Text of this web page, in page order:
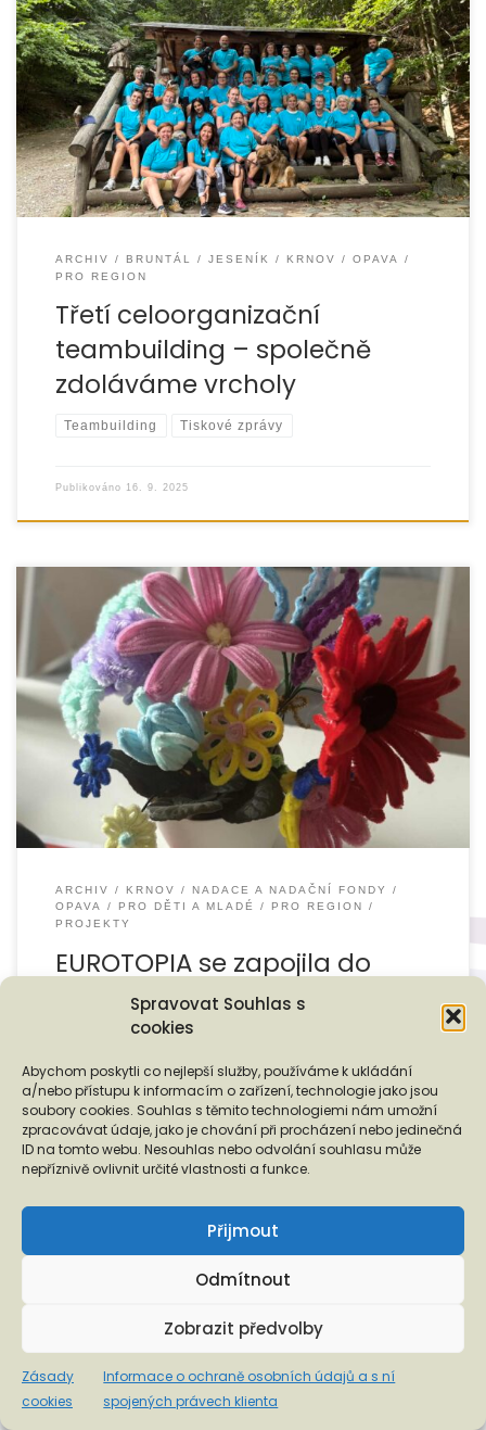
Spravovat Souhlas s
cookies
Abychom poskytli co nejlepší služby, používáme k ukládání
a/nebo přístupu k informacím o zařízení, technologie jako jsou
soubory cookies. Souhlas s těmito technologiemi nám umožní
zpracovávat údaje, jako je chování při procházení nebo jedinečná
ID na tomto webu. Nesouhlas nebo odvolání souhlasu může
nepříznivě ovlivnit určité vlastnosti a funkce.
Přijmout
Odmítnout
Zobrazit předvolby
Zásady
cookies
Informace o ochraně osobních údajů a s ní
spojených právech klienta
V pátek 5. září 2025 se uskutečnil již třetí celoorganizační
teambuilding naší organizace, kterého se zúčastnilo třicet
pracovníků a tři věrní
ARCHIV BRUNTÁL JESENÍK KRNOV
OPAVA
PRO REGION
Třetí celoorganizační
teambuilding – společně
zdoláváme vrcholy
Teambuilding Tiskové zprávy
Publikováno 16. 9. 2025
Nízkoprahový klub není „jen klub“ – je to bezpečné místo,
kde začínají změny. V týdnu od 9. do 15. září 2025 proběhl
ARCHIV KRNOV
NADACE A NADAČNÍ FONDY
OPAVA
PRO DĚTI A MLADÉ
PRO REGION
PROJEKTY
EUROTOPIA se zapojila do
Týdne nízkoprahových klubů
Tiskové zprávy
Publikováno15. 9. 2025
Posts navigation